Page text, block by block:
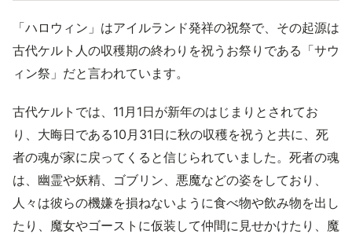
「ハロウィン」はアイルランド発祥の祝祭で、その起源は
古代ケルト人の収穫期の終わりを祝うお祭りである「サウ
ィン祭」だと言われています。
古代ケルトでは、11月1日が新年のはじまりとされてお
り、大晦日である10月31日に秋の収穫を祝うと共に、死
者の魂が家に戻ってくると信じられていました。死者の魂
は、幽霊や妖精、ゴブリン、悪魔などの姿をしており、
人々は彼らの機嫌を損ねないように食べ物や飲み物を出し
たり、魔女やゴーストに仮装して仲間に見せかけたり、魔